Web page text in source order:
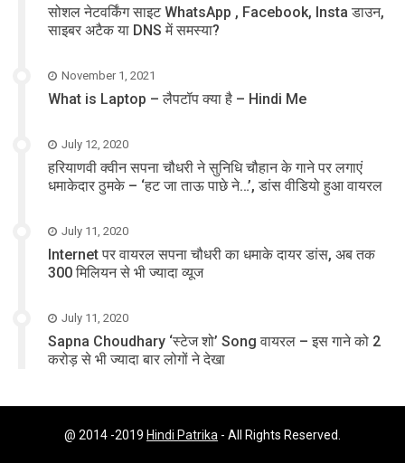
सोशल नेटवर्किंग साइट WhatsApp , Facebook, Insta डाउन,
साइबर अटैक या DNS में समस्या?
November 1, 2021
What is Laptop – लैपटॉप क्या है – Hindi Me
July 12, 2020
हरियाणवी क्वीन सपना चौधरी ने सुनिधि चौहान के गाने पर लगाएं
धमाकेदार ठुमके – ‘हट जा ताऊ पाछे ने…’, डांस वीडियो हुआ वायरल
July 11, 2020
Internet पर वायरल सपना चौधरी का धमाके दायर डांस, अब तक
300 मिलियन से भी ज्यादा व्यूज
July 11, 2020
Sapna Choudhary ‘स्टेज शो’ Song वायरल – इस गाने को 2
करोड़ से भी ज्यादा बार लोगों ने देखा
@ 2014 -2019 Hindi Patrika - All Rights Reserved.